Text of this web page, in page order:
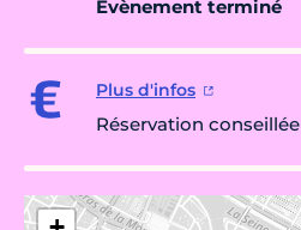
Évènement terminé
Plus d'infos
Réservation conseillée